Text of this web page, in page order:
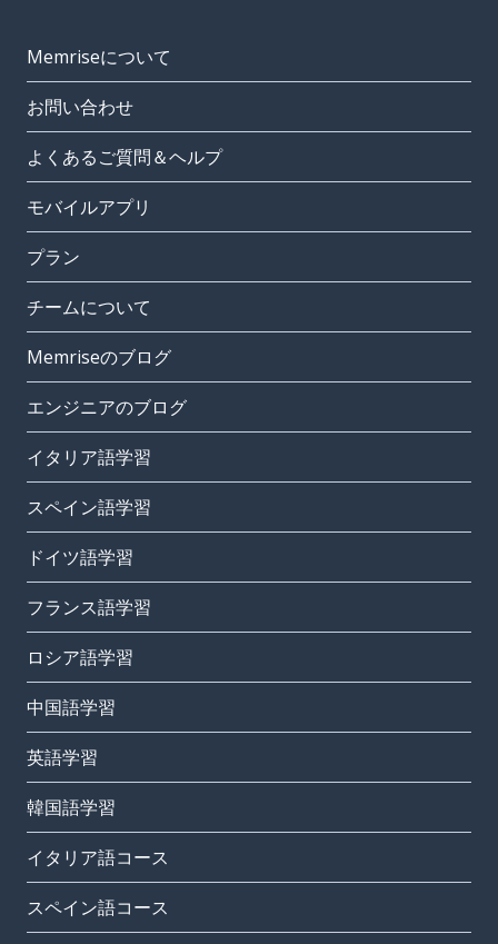
Memriseについて
お問い合わせ
よくあるご質問＆ヘルプ
モバイルアプリ
プラン
チームについて
Memriseのブログ
エンジニアのブログ
イタリア語学習
スペイン語学習
ドイツ語学習
フランス語学習
ロシア語学習
中国語学習
英語学習
韓国語学習
イタリア語コース
スペイン語コース